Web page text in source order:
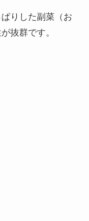
りした副菜（お
抜群です。